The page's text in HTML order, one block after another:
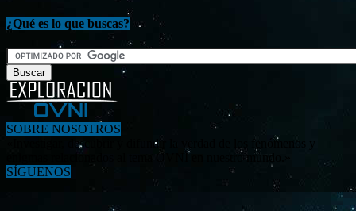
¿Qué es lo que buscas?
SOBRE NOSOTROS
«Investigar, descubrir y difundir la verdad de los fenómenos y
enigmas relacionados al tema OVNI en nuestro mundo.»
SÍGUENOS